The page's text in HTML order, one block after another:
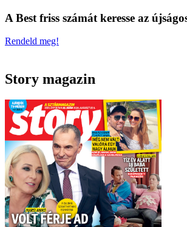
A Best friss számát keresse az
Rendeld meg!
Story magazin